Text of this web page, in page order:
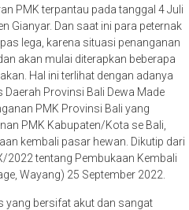
PMK terpantau pada tanggal 4 Juli
Gianyar. Dan saat ini para peternak
lega, karena situasi penanganan
akan mulai diterapkan beberapa
Hal ini terlihat dengan adanya
Provinsi Bali Dewa Made
PMK Provinsi Bali yang
PMK Kabupaten/Kota se Bali,
kembali pasar hewan. Dikutip dari
tentang Pembukaan Kembali
Wayang) 25 September 2022.
yang bersifat akut dan sangat